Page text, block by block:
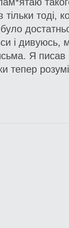
тоді,
і
Я писав
тепер